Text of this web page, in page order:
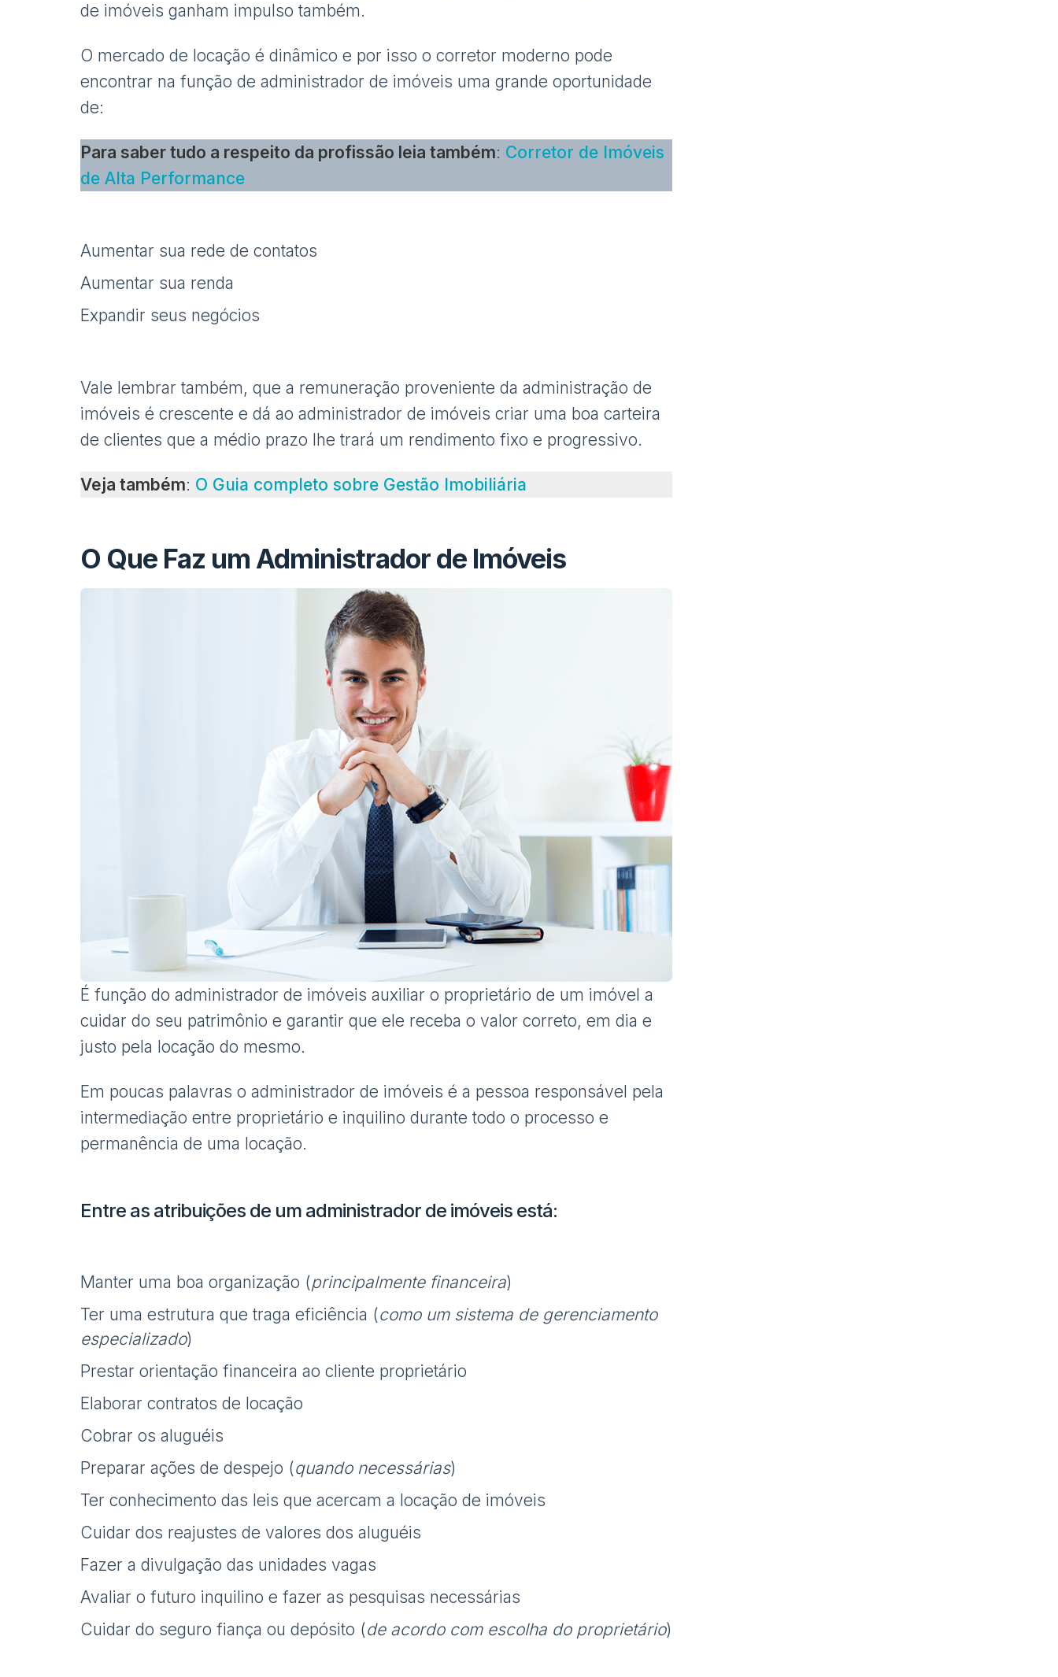
de imóveis ganham impulso também.
O mercado de locação é dinâmico e por isso o corretor moderno pode
encontrar na função de administrador de imóveis uma grande oportunidade
de:
Para saber tudo a respeito da profissão leia também: Corretor de Imóveis
de Alta Performance
Aumentar sua rede de contatos
Aumentar sua renda
Expandir seus negócios
Vale lembrar também, que a remuneração proveniente da administração de
imóveis é crescente e dá ao administrador de imóveis criar uma boa carteira
de clientes que a médio prazo lhe trará um rendimento fixo e progressivo.
Veja também: O Guia completo sobre Gestão Imobiliária
O Que Faz um Administrador de Imóveis
É função do administrador de imóveis auxiliar o proprietário de um imóvel a
cuidar do seu patrimônio e garantir que ele receba o valor correto, em dia e
justo pela locação do mesmo.
Em poucas palavras o administrador de imóveis é a pessoa responsável pela
intermediação entre proprietário e inquilino durante todo o processo e
permanência de uma locação.
Entre as atribuições de um administrador de imóveis está:
Manter uma boa organização (principalmente financeira)
Ter uma estrutura que traga eficiência (como um sistema de gerenciamento
especializado)
Prestar orientação financeira ao cliente proprietário
Elaborar contratos de locação
Cobrar os aluguéis
Preparar ações de despejo (quando necessárias)
Ter conhecimento das leis que acercam a locação de imóveis
Cuidar dos reajustes de valores dos aluguéis
Fazer a divulgação das unidades vagas
Avaliar o futuro inquilino e fazer as pesquisas necessárias
Cuidar do seguro fiança ou depósito (de acordo com escolha do proprietário)